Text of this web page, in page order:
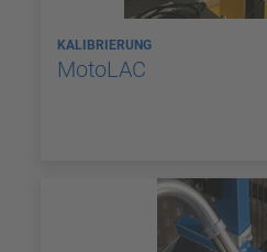
KALIBRIERUNG
MotoLAC